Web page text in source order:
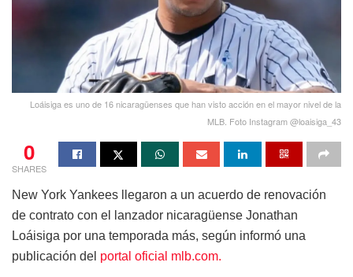
Loáisiga es uno de 16 nicaragüenses que han visto acción en el mayor nivel de la
MLB. Foto Instagram @loaisiga_43
0
SHARES
New York Yankees llegaron a un acuerdo de renovación
de contrato con el lanzador nicaragüense Jonathan
Loáisiga por una temporada más, según informó una
publicación del portal oficial mlb.com.